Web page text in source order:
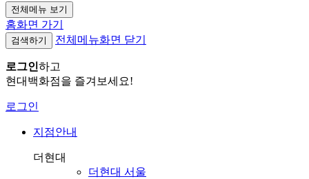
전체메뉴 보기
홈화면 가기
검색하기 전체메뉴화면 닫기
로그인하고
현대백화점을 즐겨보세요!
로그인
지점안내
더현대
더현대 서울